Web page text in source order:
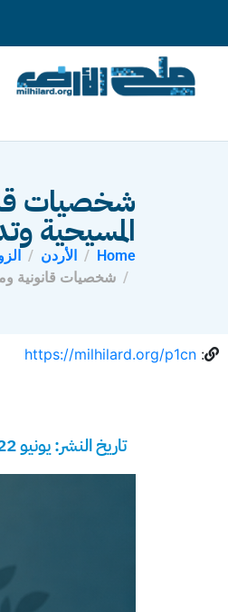
شخصيات
المسيحية
Home الأردن
شخصيات قانونية
:
https://milhilard.org/p1cn
تاريخ النشر: يونيو 22, 2026 9:57 ص